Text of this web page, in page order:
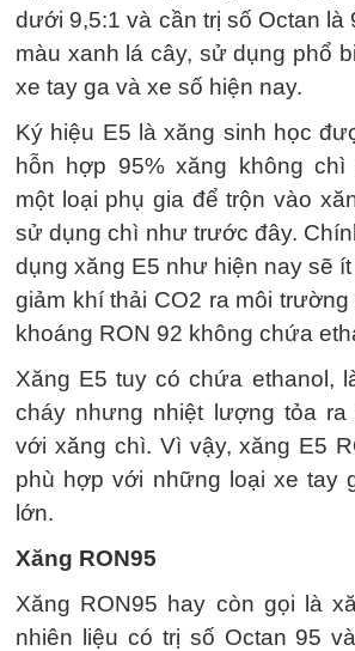
dưới 9,5:1 và cần trị số Octan là
màu xanh lá cây, sử dụng phổ
xe tay ga và xe số hiện nay.
Ký hiệu E5 là xăng sinh học
hỗn hợp 95% xăng không chì
một loại phụ gia để trộn vào
sử dụng chì như trước đây.
dụng xăng E5 như hiện nay sẽ
giảm khí thải CO2 ra môi
khoáng RON 92 không chứa
Xăng E5 tuy có chứa ethanol,
cháy nhưng nhiệt lượng tỏa
với xăng chì. Vì vậy, xăng E5
phù hợp với những loại xe tay
lớn.
Xăng RON95
Xăng RON95 hay còn gọi là
nhiên liệu có trị số Octan 95